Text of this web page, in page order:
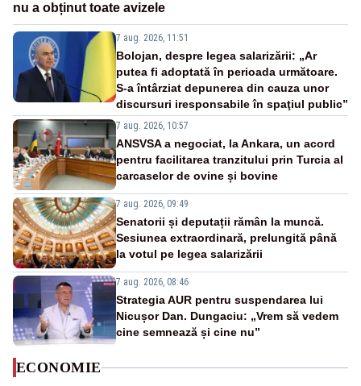
nu a obținut toate avizele
7 aug. 2026, 11:51
Bolojan, despre legea salarizării: „Ar
putea fi adoptată în perioada următoare.
S-a întârziat depunerea din cauza unor
discursuri iresponsabile în spaţiul public”
7 aug. 2026, 10:57
ANSVSA a negociat, la Ankara, un acord
pentru facilitarea tranzitului prin Turcia al
carcaselor de ovine și bovine
7 aug. 2026, 09:49
Senatorii și deputații rămân la muncă.
Sesiunea extraordinară, prelungită până
la votul pe legea salarizării
7 aug. 2026, 08:46
Strategia AUR pentru suspendarea lui
Nicușor Dan. Dungaciu: „Vrem să vedem
cine semnează și cine nu”
ECONOMIE